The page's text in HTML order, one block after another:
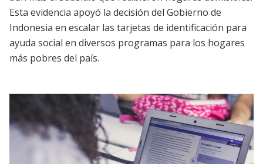
Esta evidencia apoyó la decisión del Gobierno de
Indonesia en escalar las tarjetas de identificación para
ayuda social en diversos programas para los hogares
más pobres del país.